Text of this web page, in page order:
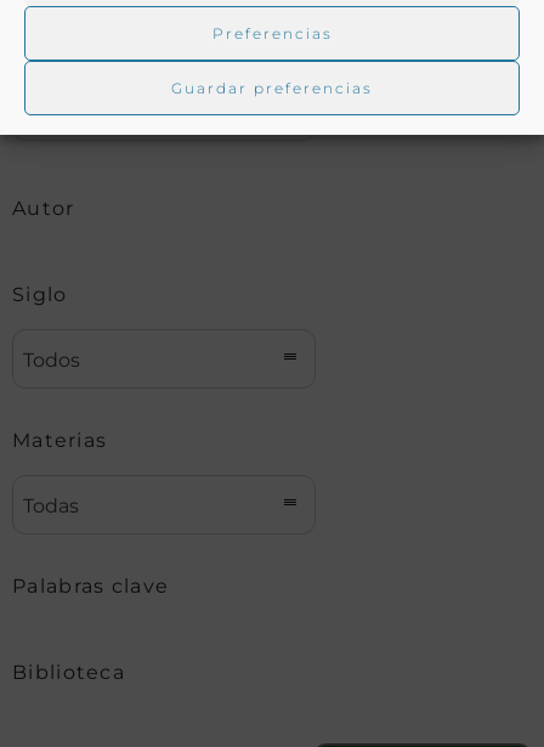
Preferencias
Guardar preferencias
Autor
Siglo
Todos
Materias
Todas
Palabras clave
Biblioteca